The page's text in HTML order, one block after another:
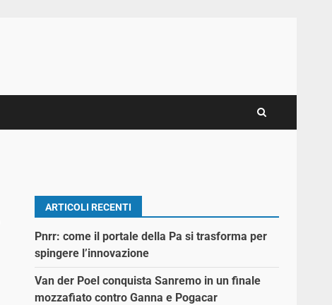
ARTICOLI RECENTI
Pnrr: come il portale della Pa si trasforma per
spingere l’innovazione
Van der Poel conquista Sanremo in un finale
mozzafiato contro Ganna e Pogacar